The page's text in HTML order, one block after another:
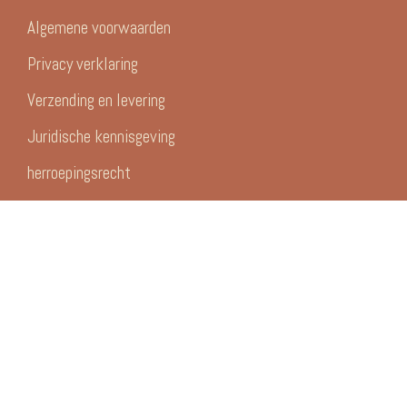
Algemene voorwaarden
Privacy verklaring
Verzending en levering
Juridische kennisgeving
herroepingsrecht